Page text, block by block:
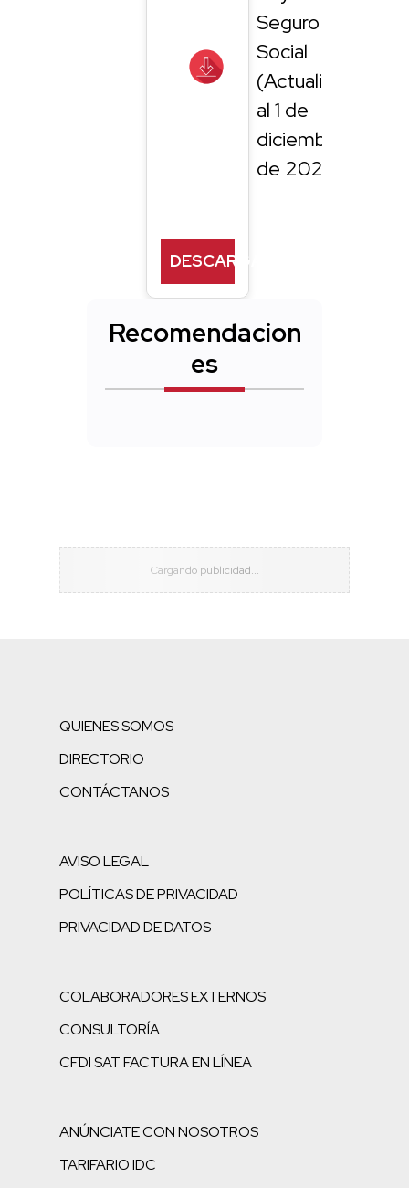
Seguro
Social
(Actualizada
al 1 de
diciembre
de 2023)
DESCARGAR
Recomendacion
es
QUIENES SOMOS
DIRECTORIO
CONTÁCTANOS
AVISO LEGAL
POLÍTICAS DE PRIVACIDAD
PRIVACIDAD DE DATOS
COLABORADORES EXTERNOS
CONSULTORÍA
CFDI SAT FACTURA EN LÍNEA
ANÚNCIATE CON NOSOTROS
TARIFARIO IDC